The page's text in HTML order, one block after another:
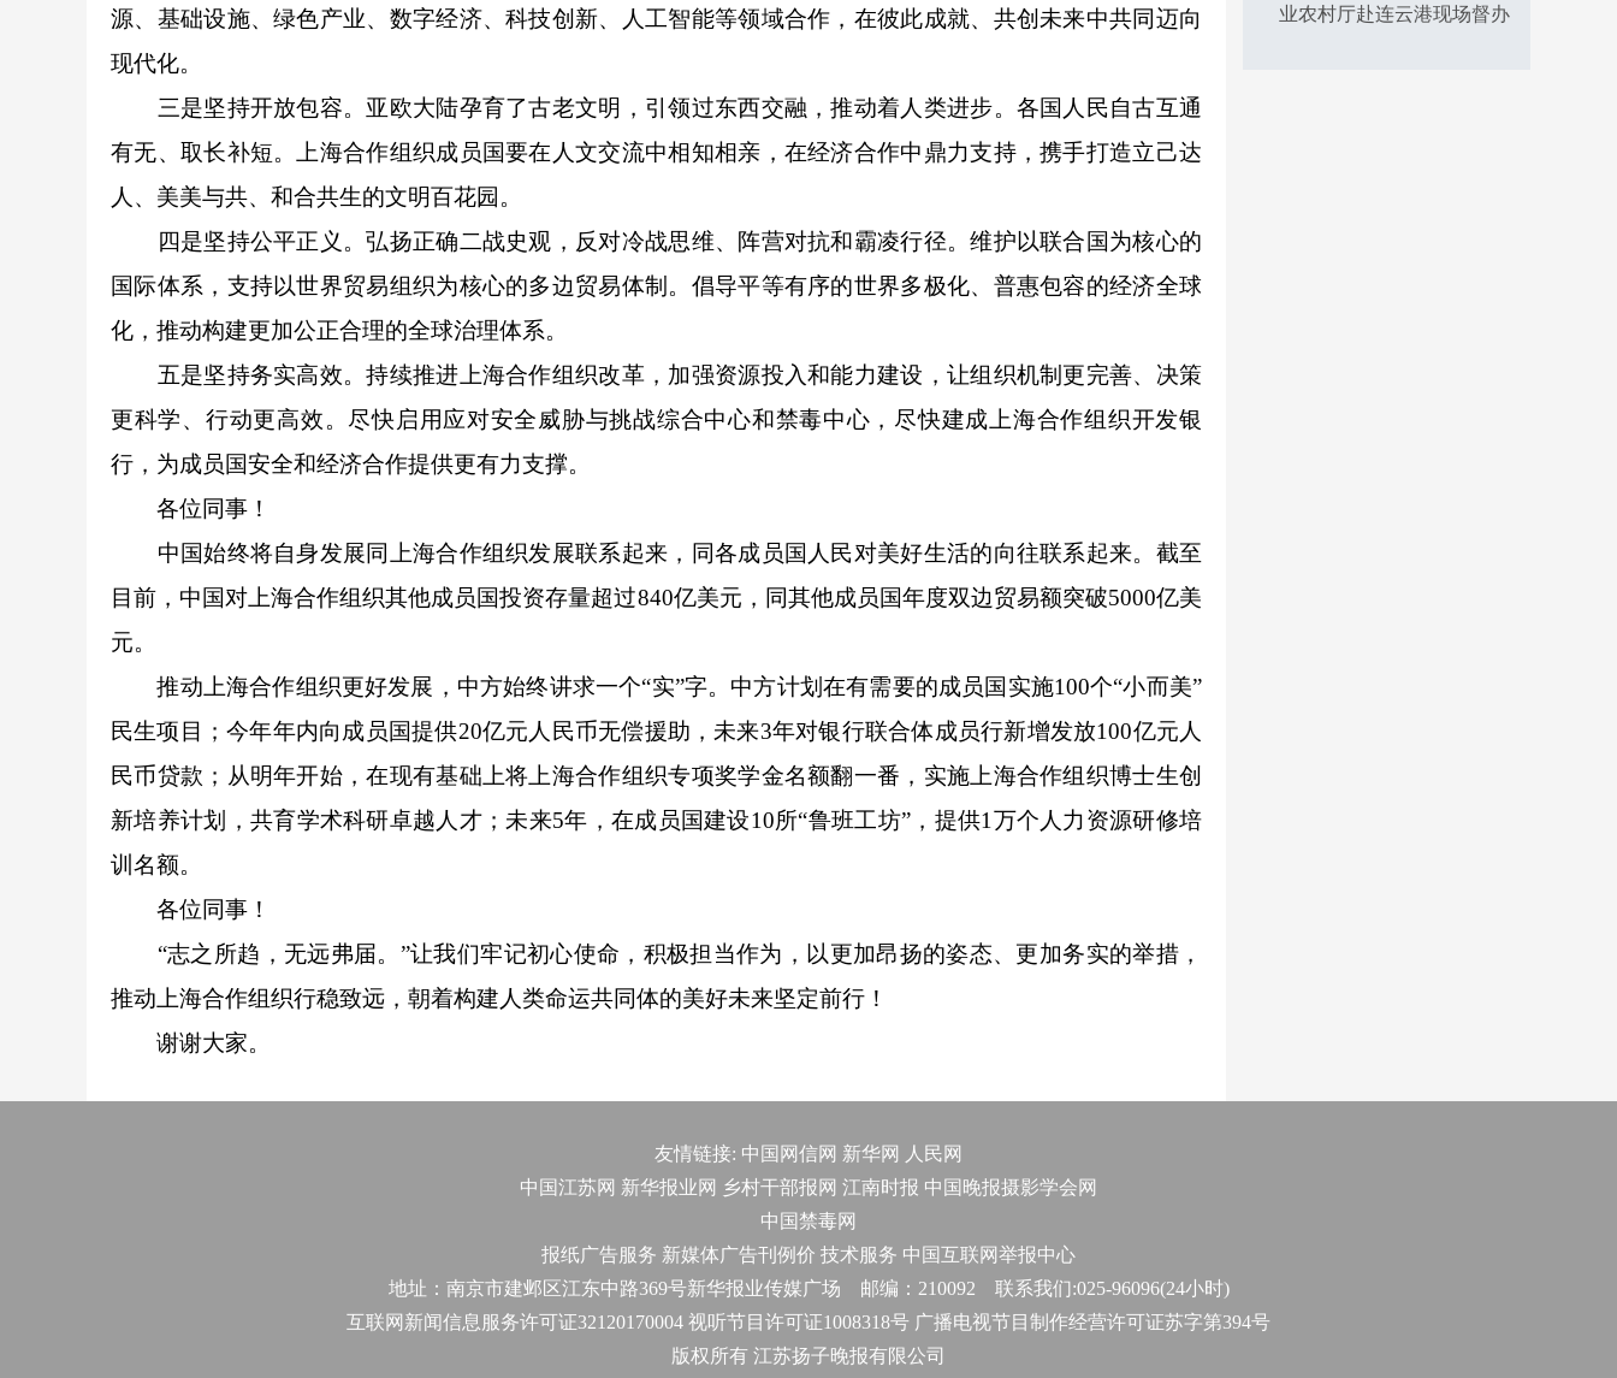
源、基础设施、绿色产业、数字经济、科技创新、人工智能等领域合作，在彼此成就、共创未来中共同迈向
现代化。
三是坚持开放包容。亚欧大陆孕育了古老文明，引领过东西交融，推动着人类进步。各国人民自古互通
有无、取长补短。上海合作组织成员国要在人文交流中相知相亲，在经济合作中鼎力支持，携手打造立己达
人、美美与共、和合共生的文明百花园。
四是坚持公平正义。弘扬正确二战史观，反对冷战思维、阵营对抗和霸凌行径。维护以联合国为核心的
国际体系，支持以世界贸易组织为核心的多边贸易体制。倡导平等有序的世界多极化、普惠包容的经济全球
化，推动构建更加公正合理的全球治理体系。
五是坚持务实高效。持续推进上海合作组织改革，加强资源投入和能力建设，让组织机制更完善、决策
更科学、行动更高效。尽快启用应对安全威胁与挑战综合中心和禁毒中心，尽快建成上海合作组织开发银
行，为成员国安全和经济合作提供更有力支撑。
各位同事！
中国始终将自身发展同上海合作组织发展联系起来，同各成员国人民对美好生活的向往联系起来。截至
目前，中国对上海合作组织其他成员国投资存量超过840亿美元，同其他成员国年度双边贸易额突破5000亿美
元。
推动上海合作组织更好发展，中方始终讲求一个“实”字。中方计划在有需要的成员国实施100个“小而美”
民生项目；今年年内向成员国提供20亿元人民币无偿援助，未来3年对银行联合体成员行新增发放100亿元人
民币贷款；从明年开始，在现有基础上将上海合作组织专项奖学金名额翻一番，实施上海合作组织博士生创
新培养计划，共育学术科研卓越人才；未来5年，在成员国建设10所“鲁班工坊”，提供1万个人力资源研修培
训名额。
各位同事！
“志之所趋，无远弗届。”让我们牢记初心使命，积极担当作为，以更加昂扬的姿态、更加务实的举措，
推动上海合作组织行稳致远，朝着构建人类命运共同体的美好未来坚定前行！
谢谢大家。
业农村厅赴连云港现场督办
友情链接: 中国网信网 新华网
人民网
中国江苏网 新华报业网 乡村干部报网 江南时报 中国晚报摄影学会网
中国禁毒网
报纸广告服务 新媒体广告刊例价 技术服务 中国互联网举报中心
地址：南京市建邺区江东中路369号新华报业传媒广场 邮编：210092 联系我们:025-96096(24小时)
互联网新闻信息服务许可证32120170004 视听节目许可证1008318号 广播电视节目制作经营许可证苏字第394号
版权所有 江苏扬子晚报有限公司